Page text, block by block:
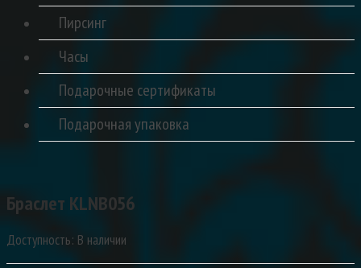
Пирсинг
Часы
Подарочные сертификаты
Подарочная упаковка
Браслет KLNB056
Доступность: В наличии